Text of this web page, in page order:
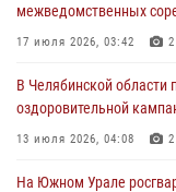
Росгвардейцы
На Южном Урале
подозреваемого в
межведомственных
17 июля 2026, 03:42 2
В Челябинской
оздоровительной
13 июля 2026, 04:08 2
На Южном Урале